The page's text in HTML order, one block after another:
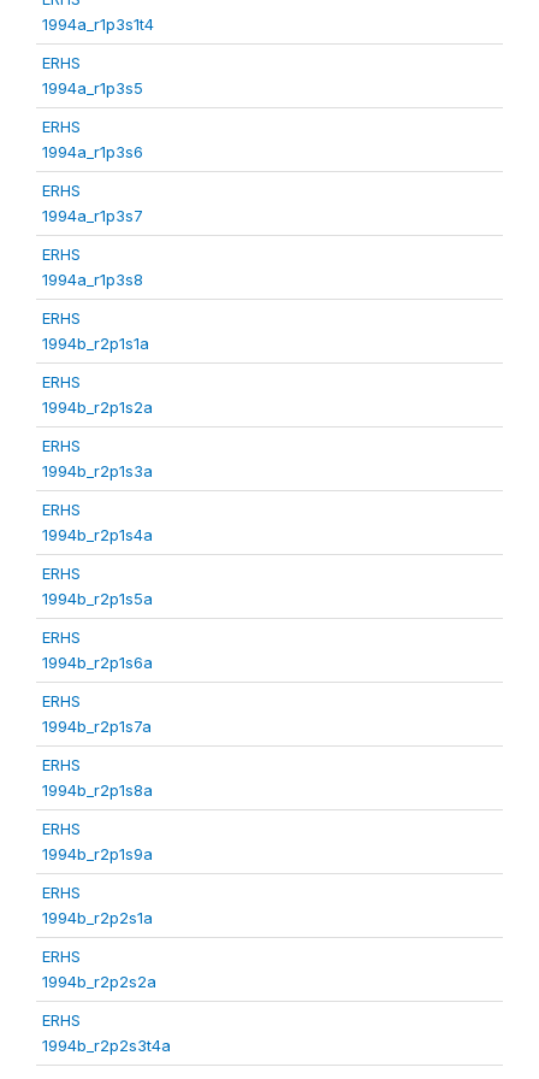
1994a_r1p3s1t4
ERHS
1994a_r1p3s5
ERHS
1994a_r1p3s6
ERHS
1994a_r1p3s7
ERHS
1994a_r1p3s8
ERHS
1994b_r2p1s1a
ERHS
1994b_r2p1s2a
ERHS
1994b_r2p1s3a
ERHS
1994b_r2p1s4a
ERHS
1994b_r2p1s5a
ERHS
1994b_r2p1s6a
ERHS
1994b_r2p1s7a
ERHS
1994b_r2p1s8a
ERHS
1994b_r2p1s9a
ERHS
1994b_r2p2s1a
ERHS
1994b_r2p2s2a
ERHS
1994b_r2p2s3t4a